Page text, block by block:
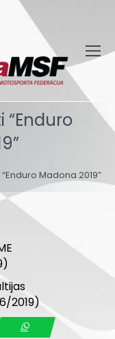
“Enduro
Madona 2019”
2019)